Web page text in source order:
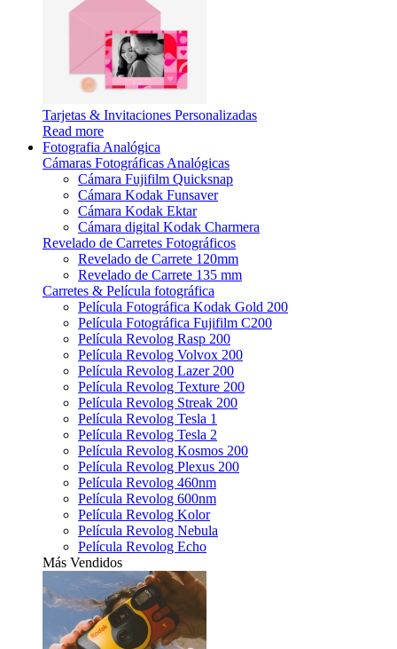
Tarjetas & Invitaciones Personalizadas
Read more
Fotografia Analógica
Cámaras Fotográficas Analógicas
Cámara Fujifilm Quicksnap
Cámara Kodak Funsaver
Cámara Kodak Ektar
Cámara digital Kodak Charmera
Revelado de Carretes Fotográficos
Revelado de Carrete 120mm
Revelado de Carrete 135 mm
Carretes & Película fotográfica
Película Fotográfica Kodak Gold 200
Película Fotográfica Fujifilm C200
Película Revolog Rasp 200
Película Revolog Volvox 200
Película Revolog Lazer 200
Película Revolog Texture 200
Película Revolog Streak 200
Película Revolog Tesla 1
Película Revolog Tesla 2
Película Revolog Kosmos 200
Película Revolog Plexus 200
Película Revolog 460nm
Película Revolog 600nm
Película Revolog Kolor
Película Revolog Nebula
Película Revolog Echo
Más Vendidos